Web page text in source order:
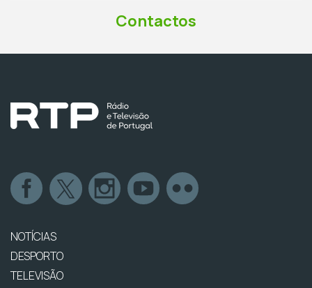
Contactos
NOTÍCIAS
DESPORTO
TELEVISÃO